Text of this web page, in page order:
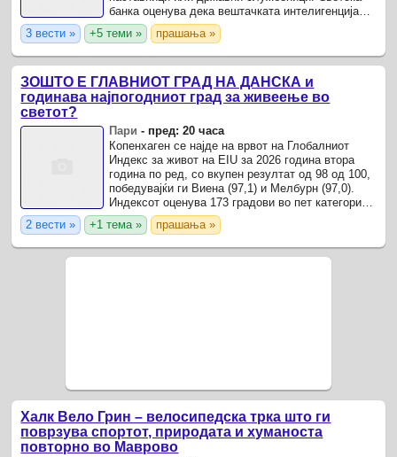
банка оценува дека вештачката интелигенција
може да им овозможи на земјите во развој за
една ...
3 вести » +5 теми » прашања »
ЗОШТО Е ГЛАВНИОТ ГРАД НА ДАНСКА и
годинава најпогодниот град за живеење во
светот?
Пари - пред: 20 часа
Копенхаген се најде на врвот на Глобалниот
Индекс за живот на EIU за 2026 година втора
година по ред, со вкупен резултат од 98 од 100,
победувајќи ги Виена (97,1) и Мелбурн (97,0).
Индексот оценува 173 градови во пет категории:
стабилност, здравствена заштита, култура и
животна ...
2 вести » +1 тема » прашања »
Халк Вело Грин – велосипедска трка што ги
поврзува спортот, природата и хуманоста
повторно во Маврово